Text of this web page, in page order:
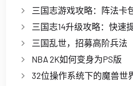
三国志游戏攻略：阵法卡
三国志14升级攻略：快速
三国乱世，招募高阶兵法
NBA 2K如何变身为PS版
32位操作系统下的魔兽世